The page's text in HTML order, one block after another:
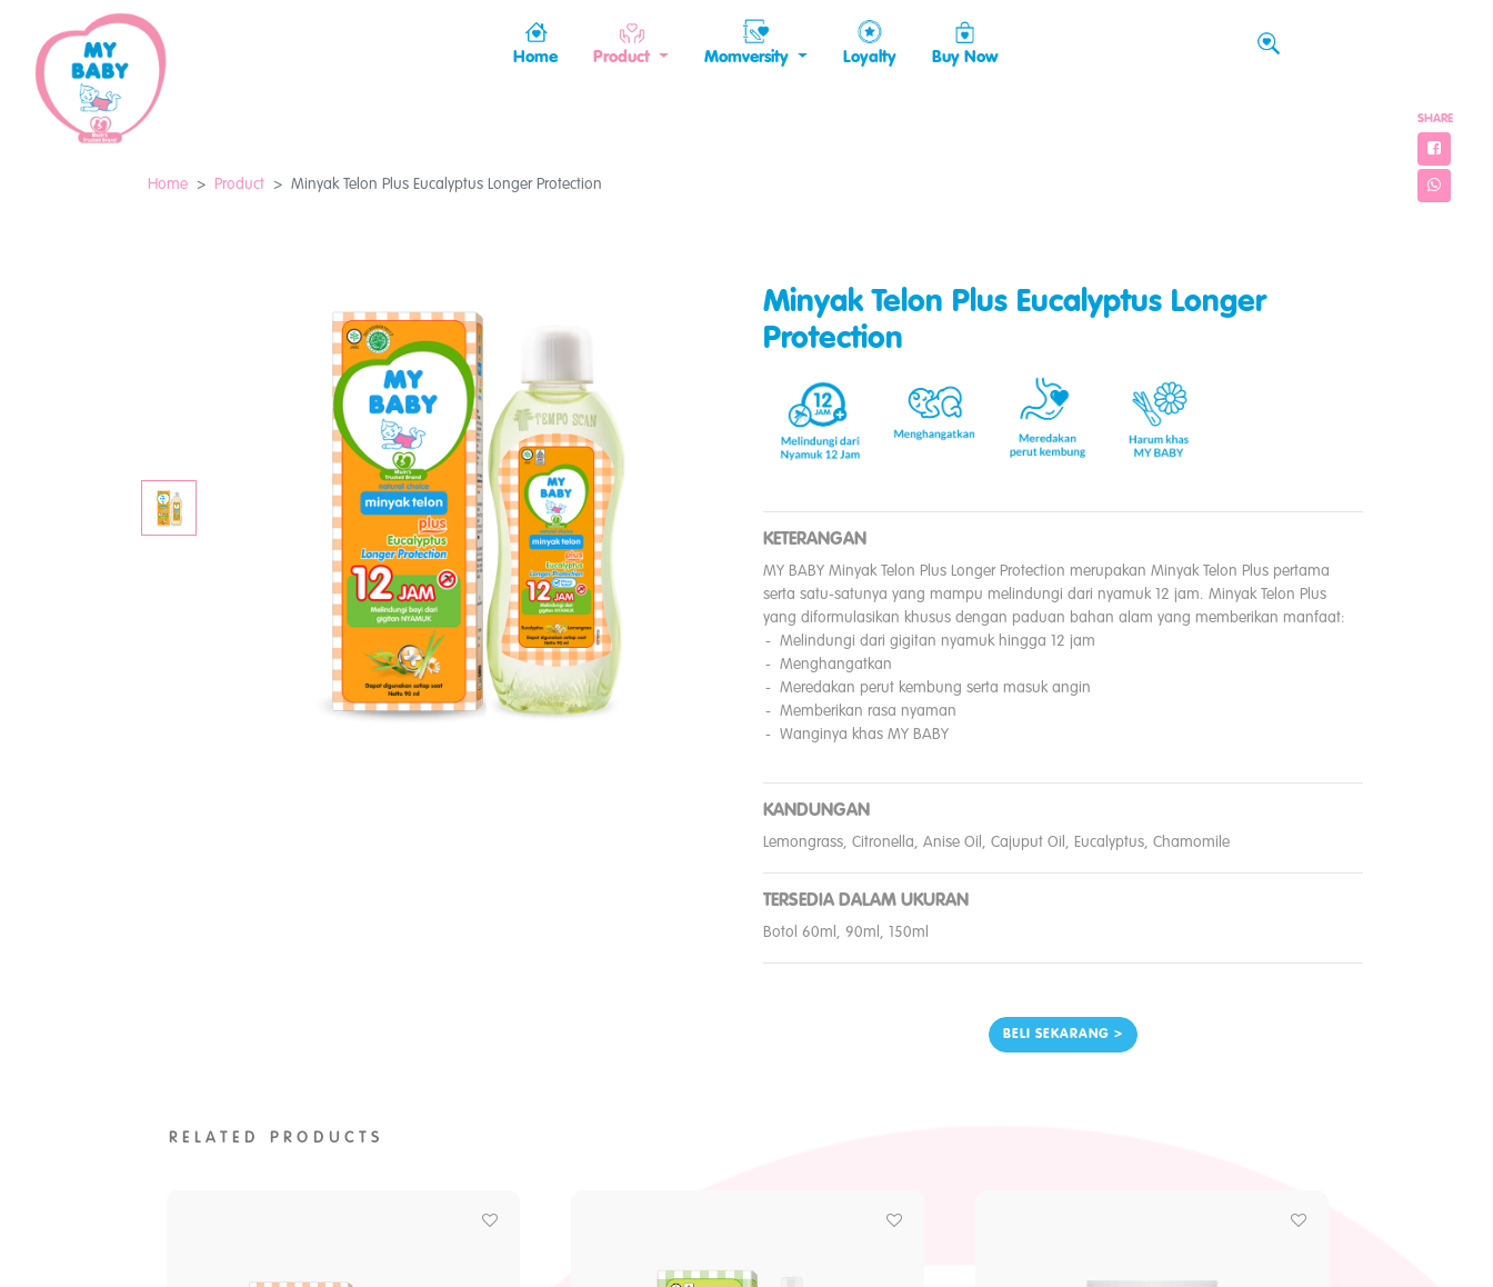
Home Product Momversity Loyalty Buy Now
Home Product Minyak Telon Plus Eucalyptus Longer Protection
Minyak Telon Plus Eucalyptus Longer
Protection
KETERANGAN
MY BABY Minyak Telon Plus Longer Protection merupakan Minyak Telon Plus pertama
serta satu-satunya yang mampu melindungi dari nyamuk 12 jam. Minyak Telon Plus
yang diformulasikan khusus dengan paduan bahan alam yang memberikan manfaat:
Melindungi dari gigitan nyamuk hingga 12 jam
Menghangatkan
Meredakan perut kembung serta masuk angin
Memberikan rasa nyaman
Wanginya khas MY BABY
KANDUNGAN
Lemongrass, Citronella, Anise Oil, Cajuput Oil, Eucalyptus, Chamomile
TERSEDIA DALAM UKURAN
Botol 60ml, 90ml, 150ml
BELI SEKARANG >
RELATED PRODUCTS
SHARE